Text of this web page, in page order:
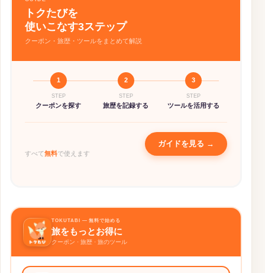
初回利用時に使える8%OFFクーポンあり
🎡 アクティビティ予約
新規6%OFF、2回目以降3%OFF（最大3
回）
Holafly
通信量無制限eSIMが5%OFF
トクたびを
使いこなす3ステップ
クーポン・旅歴・ツールをまとめて解説
1
STEP
クーポンを探す
2
STEP
旅歴を記録する
3
STEP
ツールを活用する
すべて無料で使えます
ガイドを見る →
TOKUTABI — 無料で始める
旅をもっとお得に
クーポン · 旅歴 · 旅のツール